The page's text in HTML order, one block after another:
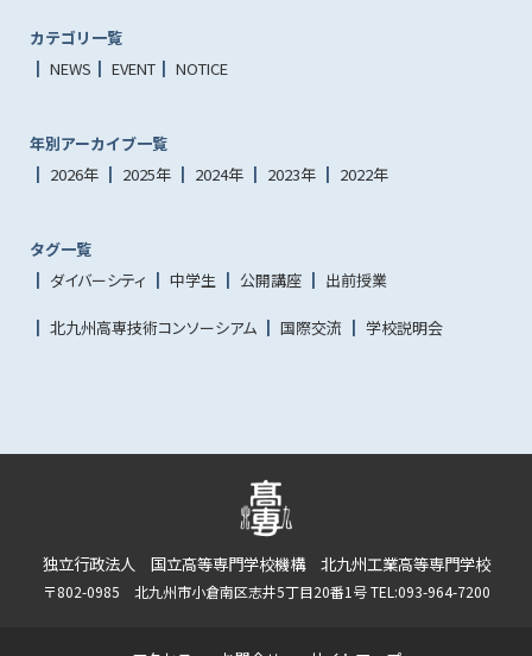
カテゴリ一覧
NEWS
EVENT NOTICE
年別アーカイブ一覧
2026年
2025年 2024年 2023年 2022年
タグ一覧
ダイバーシティ
中学生 公開講座 出前授業
北九州高専技術コンソーシアム 国際交流 学校説明会
独立行政法人 国立高等専門学校機構 北九州工業高等専門学校
〒802-0985 北九州市小倉南区志井5丁目20番1号 TEL:093-964-7200